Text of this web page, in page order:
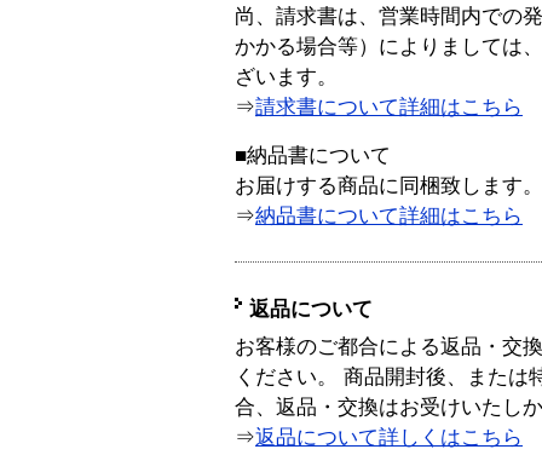
尚、請求書は、営業時間内での
かかる場合等）によりましては
ざいます。
⇒請求書について詳細はこちら
■納品書について
お届けする商品に同梱致します。
⇒納品書について詳細はこちら
返品について
お客様のご都合による返品・交
ください。 商品開封後、または
合、返品・交換はお受けいたし
⇒返品について詳しくはこちら